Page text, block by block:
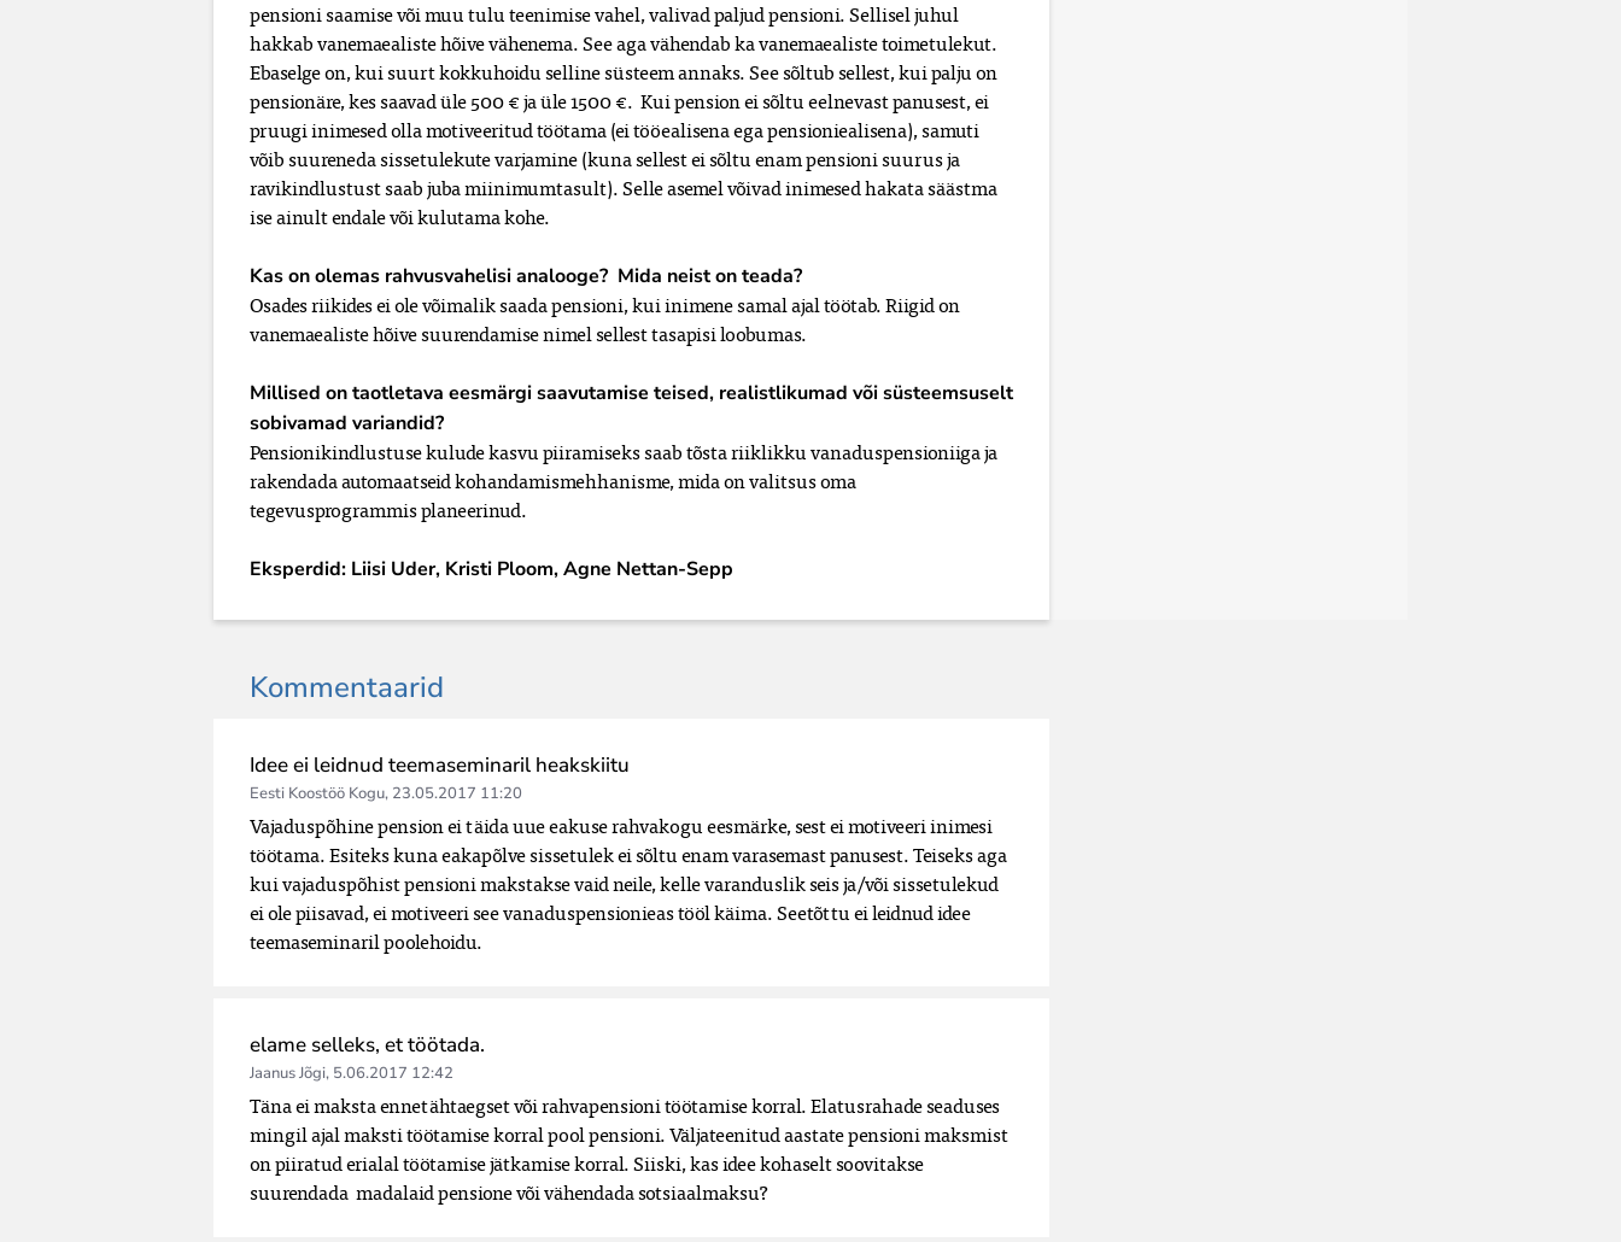
pensioni saamise või muu tulu teenimise vahel, valivad paljud pensioni. Sellisel juhul
hakkab vanemaealiste hõive vähenema. See aga vähendab ka vanemaealiste toimetulekut.
Ebaselge on, kui suurt kokkuhoidu selline süsteem annaks. See sõltub sellest, kui palju on
pensionäre, kes saavad üle 500 € ja üle 1500 €. Kui pension ei sõltu eelnevast panusest, ei
pruugi inimesed olla motiveeritud töötama (ei tööealisena ega pensioniealisena), samuti
võib suureneda sissetulekute varjamine (kuna sellest ei sõltu enam pensioni suurus ja
ravikindlustust saab juba miinimumtasult). Selle asemel võivad inimesed hakata säästma
ise ainult endale või kulutama kohe.
Kas on olemas rahvusvahelisi analooge? Mida neist on teada?
Osades riikides ei ole võimalik saada pensioni, kui inimene samal ajal töötab. Riigid on
vanemaealiste hõive suurendamise nimel sellest tasapisi loobumas.
Millised on taotletava eesmärgi saavutamise teised, realistlikumad või süsteemsuselt
sobivamad variandid?
Pensionikindlustuse kulude kasvu piiramiseks saab tõsta riiklikku vanaduspensioniiga ja
rakendada automaatseid kohandamismehhanisme, mida on valitsus oma
tegevusprogrammis planeerinud.
Eksperdid: Liisi Uder, Kristi Ploom, Agne Nettan-Sepp
Kommentaarid
Idee ei leidnud teemaseminaril heakskiitu
Eesti Koostöö Kogu, 23.05.2017 11:20
Vajaduspõhine pension ei täida uue eakuse rahvakogu eesmärke, sest ei motiveeri inimesi
töötama. Esiteks kuna eakapõlve sissetulek ei sõltu enam varasemast panusest. Teiseks aga
kui vajaduspõhist pensioni makstakse vaid neile, kelle varanduslik seis ja/või sissetulekud
ei ole piisavad, ei motiveeri see vanaduspensionieas tööl käima. Seetõttu ei leidnud idee
teemaseminaril poolehoidu.
elame selleks, et töötada.
Jaanus Jõgi, 5.06.2017 12:42
Täna ei maksta ennetähtaegset või rahvapensioni töötamise korral. Elatusrahade seaduses
mingil ajal maksti töötamise korral pool pensioni. Väljateenitud aastate pensioni maksmist
on piiratud erialal töötamise jätkamise korral. Siiski, kas idee kohaselt soovitakse
suurendada  madalaid pensione või vähendada sotsiaalmaksu?